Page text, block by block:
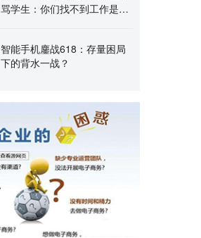
骂学生：你们找不到工作是应
智能手机鏖战618：存量困局
下的背水一战？